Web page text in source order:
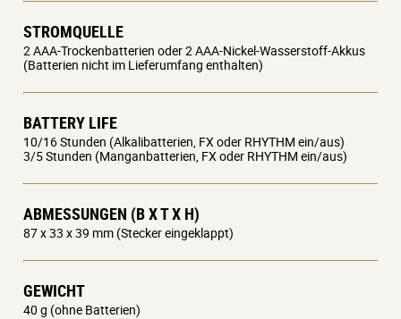
STROMQUELLE
2 AAA-Trockenbatterien oder 2 AAA-Nickel-Wasserstoff-Akkus
(Batterien nicht im Lieferumfang enthalten)
BATTERY LIFE
10/16 Stunden (Alkalibatterien, FX oder RHYTHM ein/aus)
3/5 Stunden (Manganbatterien, FX oder RHYTHM ein/aus)
ABMESSUNGEN (B X T X H)
87 x 33 x 39 mm (Stecker eingeklappt)
GEWICHT
40 g (ohne Batterien)